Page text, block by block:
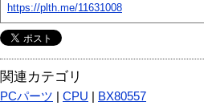
https://plth.me/11631008
関連カテゴリ
PCパーツ CPU BX80557